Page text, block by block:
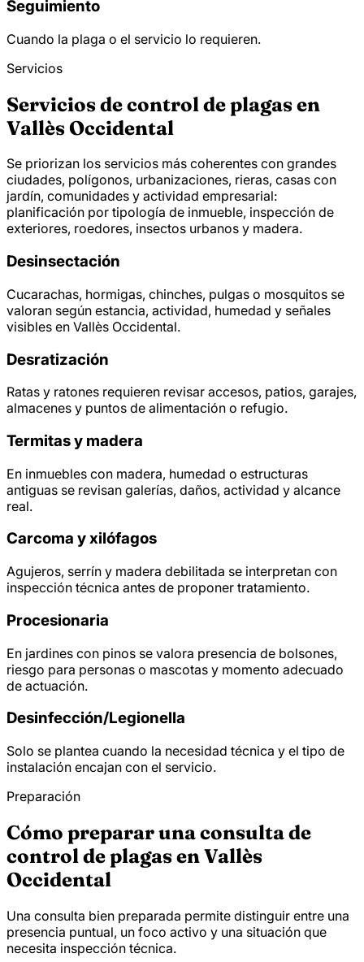
Seguimiento
Cuando la plaga o el servicio lo requieren.
Servicios
Servicios de control de plagas en
Vallès Occidental
Se priorizan los servicios más coherentes con grandes
ciudades, polígonos, urbanizaciones, rieras, casas con
jardín, comunidades y actividad empresarial:
planificación por tipología de inmueble, inspección de
exteriores, roedores, insectos urbanos y madera.
Desinsectación
Cucarachas, hormigas, chinches, pulgas o mosquitos se
valoran según estancia, actividad, humedad y señales
visibles en Vallès Occidental.
Desratización
Ratas y ratones requieren revisar accesos, patios, garajes,
almacenes y puntos de alimentación o refugio.
Termitas y madera
En inmuebles con madera, humedad o estructuras
antiguas se revisan galerías, daños, actividad y alcance
real.
Carcoma y xilófagos
Agujeros, serrín y madera debilitada se interpretan con
inspección técnica antes de proponer tratamiento.
Procesionaria
En jardines con pinos se valora presencia de bolsones,
riesgo para personas o mascotas y momento adecuado
de actuación.
Desinfección/Legionella
Solo se plantea cuando la necesidad técnica y el tipo de
instalación encajan con el servicio.
Preparación
Cómo preparar una consulta de
control de plagas en Vallès
Occidental
Una consulta bien preparada permite distinguir entre una
presencia puntual, un foco activo y una situación que
necesita inspección técnica.